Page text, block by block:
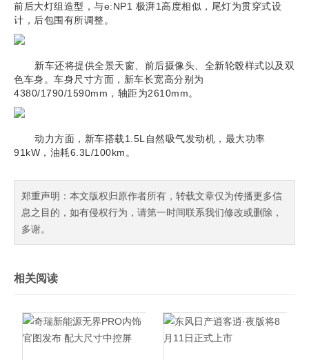
前后大灯组造型，与e:NP1 极湃1高度相似，尾灯为贯穿式设
计，后包围有所调整。
新车还将提供全景天窗、前后摄像头、全新轮毂样式以及双
色车身。车身尺寸方面，新车长宽高分别为
4380/1790/1590mm，轴距为2610mm。
动力方面，新车搭载1.5L自然吸气发动机，最大功率
91kW，油耗6.3L/100km。
郑重声明：本文版权归原作者所有，转载文章仅为传播更多信
息之目的，如有侵权行为，请第一时间联系我们修改或删除，
多谢。
相关阅读